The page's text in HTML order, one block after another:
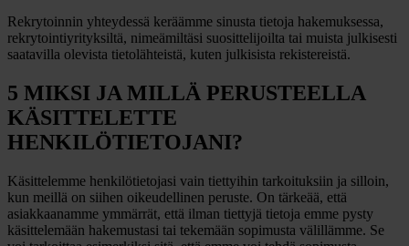
Rekrytoinnin yhteydessä keräämme sinusta tietoja hakemuksessa,
rekrytointiyrityksiltä, nimeämiltäsi suosittelijoilta tai muista julkisesti
saatavilla olevista tietolähteistä, kuten julkisista rekistereistä.
5 MIKSI JA MILLÄ PERUSTEELLA
KÄSITTELETTE
HENKILÖTIETOJANI?
Käsittelemme henkilötietojasi vain tiettyihin tarkoituksiin ja silloin,
kun meillä on siihen oikeudellinen peruste. On tärkeää, että
asiakkaanamme ymmärrät, että ilman tiettyjä tietoja emme pysty
käsittelemään hakemustasi tai tekemään sopimusta välillämme. Se